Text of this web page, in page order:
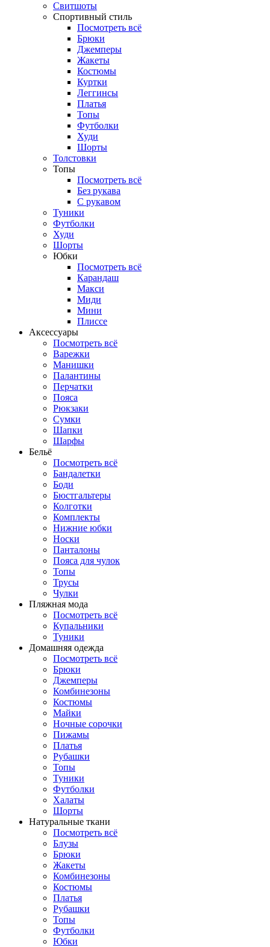
Свитшоты
Спортивный стиль
Посмотреть всё
Брюки
Джемперы
Жакеты
Костюмы
Куртки
Леггинсы
Платья
Топы
Футболки
Худи
Шорты
Толстовки
Топы
Посмотреть всё
Без рукава
С рукавом
Туники
Футболки
Худи
Шорты
Юбки
Посмотреть всё
Карандаш
Макси
Миди
Мини
Плиссе
Аксессуары
Посмотреть всё
Варежки
Манишки
Палантины
Перчатки
Пояса
Рюкзаки
Сумки
Шапки
Шарфы
Бельё
Посмотреть всё
Бандалетки
Боди
Бюстгальтеры
Колготки
Комплекты
Нижние юбки
Носки
Панталоны
Поясa для чулок
Топы
Трусы
Чулки
Пляжная мода
Посмотреть всё
Купальники
Туники
Домашняя одежда
Посмотреть всё
Брюки
Джемперы
Комбинезоны
Костюмы
Майки
Ночные сорочки
Пижамы
Платья
Рубашки
Топы
Туники
Футболки
Халаты
Шорты
Натуральные ткани
Посмотреть всё
Блузы
Брюки
Жакеты
Комбинезоны
Костюмы
Платья
Рубашки
Топы
Футболки
Юбки